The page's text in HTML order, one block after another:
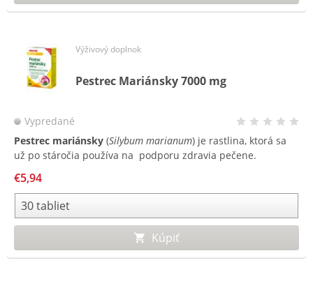
Výživový doplnok
Pestrec Mariánsky 7000 mg
Vypredané
Pestrec mariánsky (Silybum marianum) je rastlina, ktorá sa
už po stáročia používa na podporu zdravia pečene.
ktorý je extrahovaný z jeho semien. Tradične je pestrec s
vysokým obsahom silymarínu používaný na podporu
funkcie pečene.
€5,94
Kúpiť